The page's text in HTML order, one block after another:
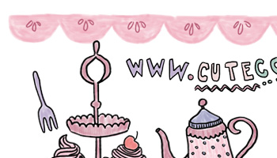
Zum
Inhalt